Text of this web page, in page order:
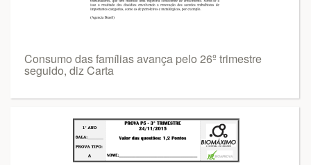
Consumo das famílias avança pelo 26º trimestre
seguido, diz Carta